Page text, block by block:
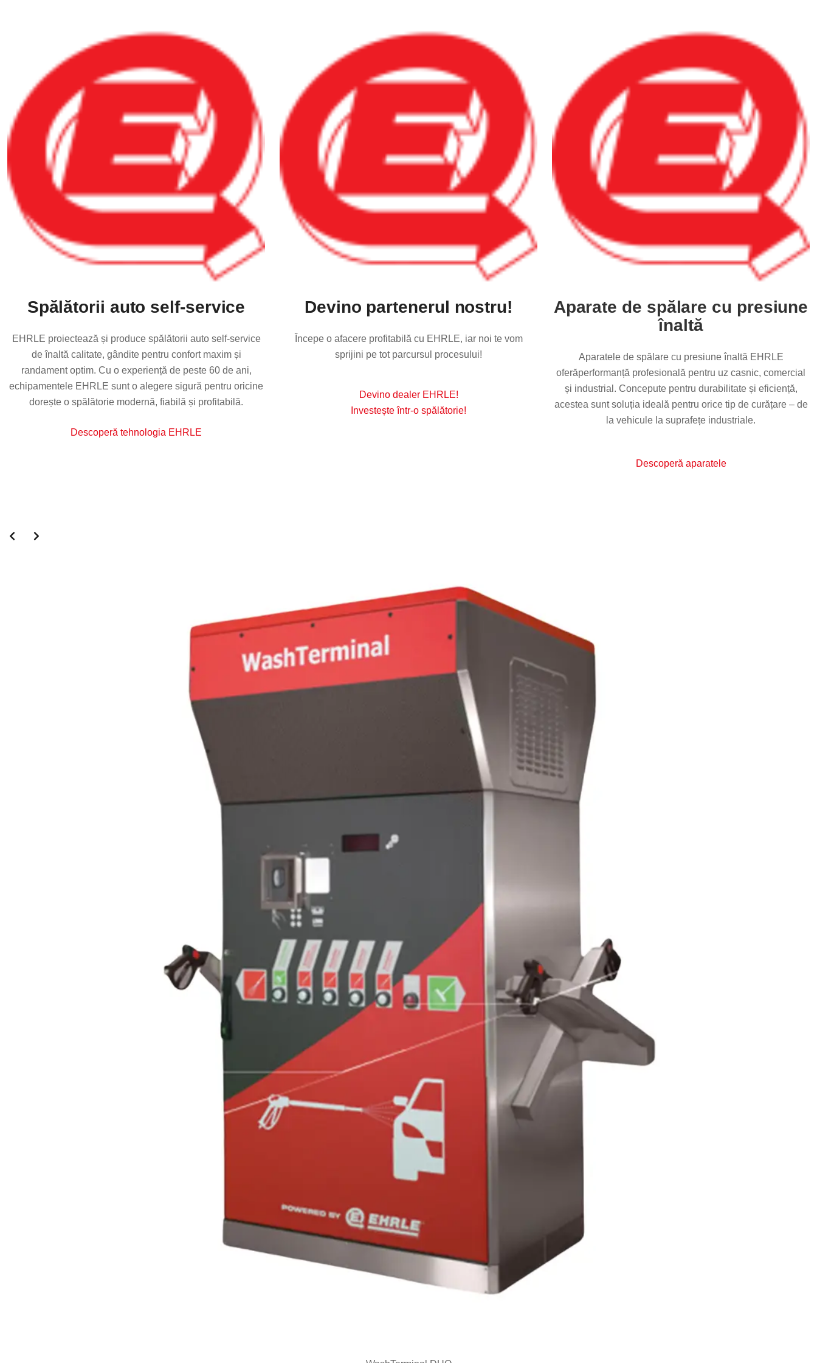
Spălătorii auto self-service
EHRLE proiectează și produce spălătorii auto self-service
de înaltă calitate, gândite pentru confort maxim și
randament optim. Cu o experiență de peste 60 de ani,
echipamentele EHRLE sunt o alegere sigură pentru oricine
dorește o spălătorie modernă, fiabilă și profitabilă.
Descoperă tehnologia EHRLE
Devino partenerul nostru!
Începe o afacere profitabilă cu EHRLE, iar noi te vom
sprijini pe tot parcursul procesului!
Devino dealer EHRLE!
Investește într-o spălătorie!
Aparate de spălare cu presiune
înaltă
Aparatele de spălare cu presiune înaltă EHRLE
oferăperformanță profesională pentru uz casnic, comercial
și industrial. Concepute pentru durabilitate și eficiență,
acestea sunt soluția ideală pentru orice tip de curățare – de
la vehicule la suprafețe industriale.
Descoperă aparatele